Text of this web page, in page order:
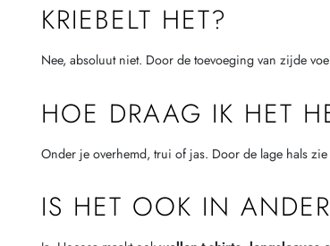
KRIEBELT HET?
Nee, absoluut niet. Door de toevoeging van zijde
HOE DRAAG IK HET
Onder je overhemd, trui of jas. Door de lage hals
IS HET OOK IN